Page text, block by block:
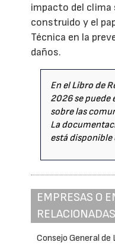
impacto del clima
construido y el
Técnica en la
daños.
En elLibro de
2026se puede
sobre las
La
está disponible
EMPRESAS O
RELACIONADAS
Consejo General